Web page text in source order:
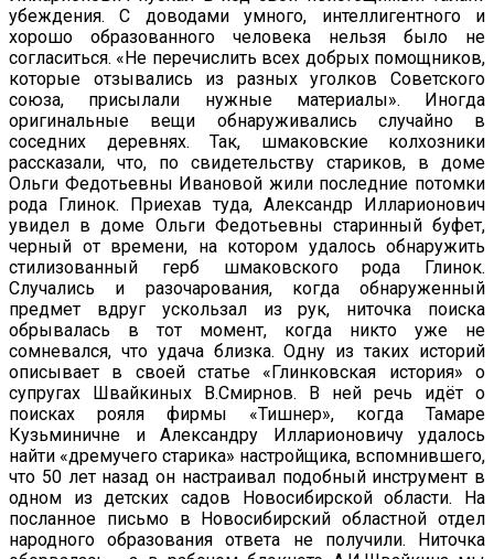
убеждения. С доводами умного, интеллигентного и
хорошо образованного человека нельзя было не
согласиться. «Не перечислить всех добрых помощников,
которые отзывались из разных уголков Советского
союза, присылали нужные материалы». Иногда
оригинальные вещи обнаруживались случайно в
соседних деревнях. Так, шмаковские колхозники
рассказали, что, по свидетельству стариков, в доме
Ольги Федотьевны Ивановой жили последние потомки
рода Глинок. Приехав туда, Александр Илларионович
увидел в доме Ольги Федотьевны старинный буфет,
черный от времени, на котором удалось обнаружить
стилизованный герб шмаковского рода Глинок.
Случались и разочарования, когда обнаруженный
предмет вдруг ускользал из рук, ниточка поиска
обрывалась в тот момент, когда никто уже не
сомневался, что удача близка. Одну из таких историй
описывает в своей статье «Глинковская история» о
супругах Швайкиных В.Смирнов. В ней речь идёт о
поисках рояля фирмы «Тишнер», когда Тамаре
Кузьминичне и Александру Илларионовичу удалось
найти «дремучего старика» настройщика, вспомнившего,
что 50 лет назад он настраивал подобный инструмент в
одном из детских садов Новосибирской области. На
посланное письмо в Новосибирский областной отдел
народного образования ответа не получили. Ниточка